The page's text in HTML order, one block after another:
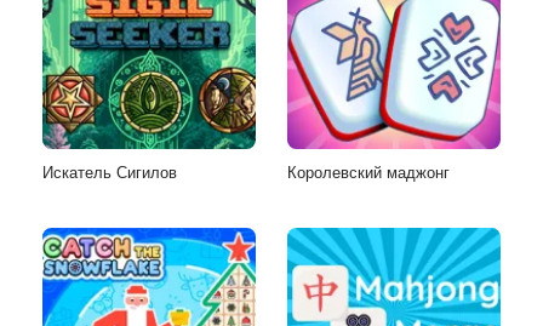
Искатель Сигилов Королевский маджонг